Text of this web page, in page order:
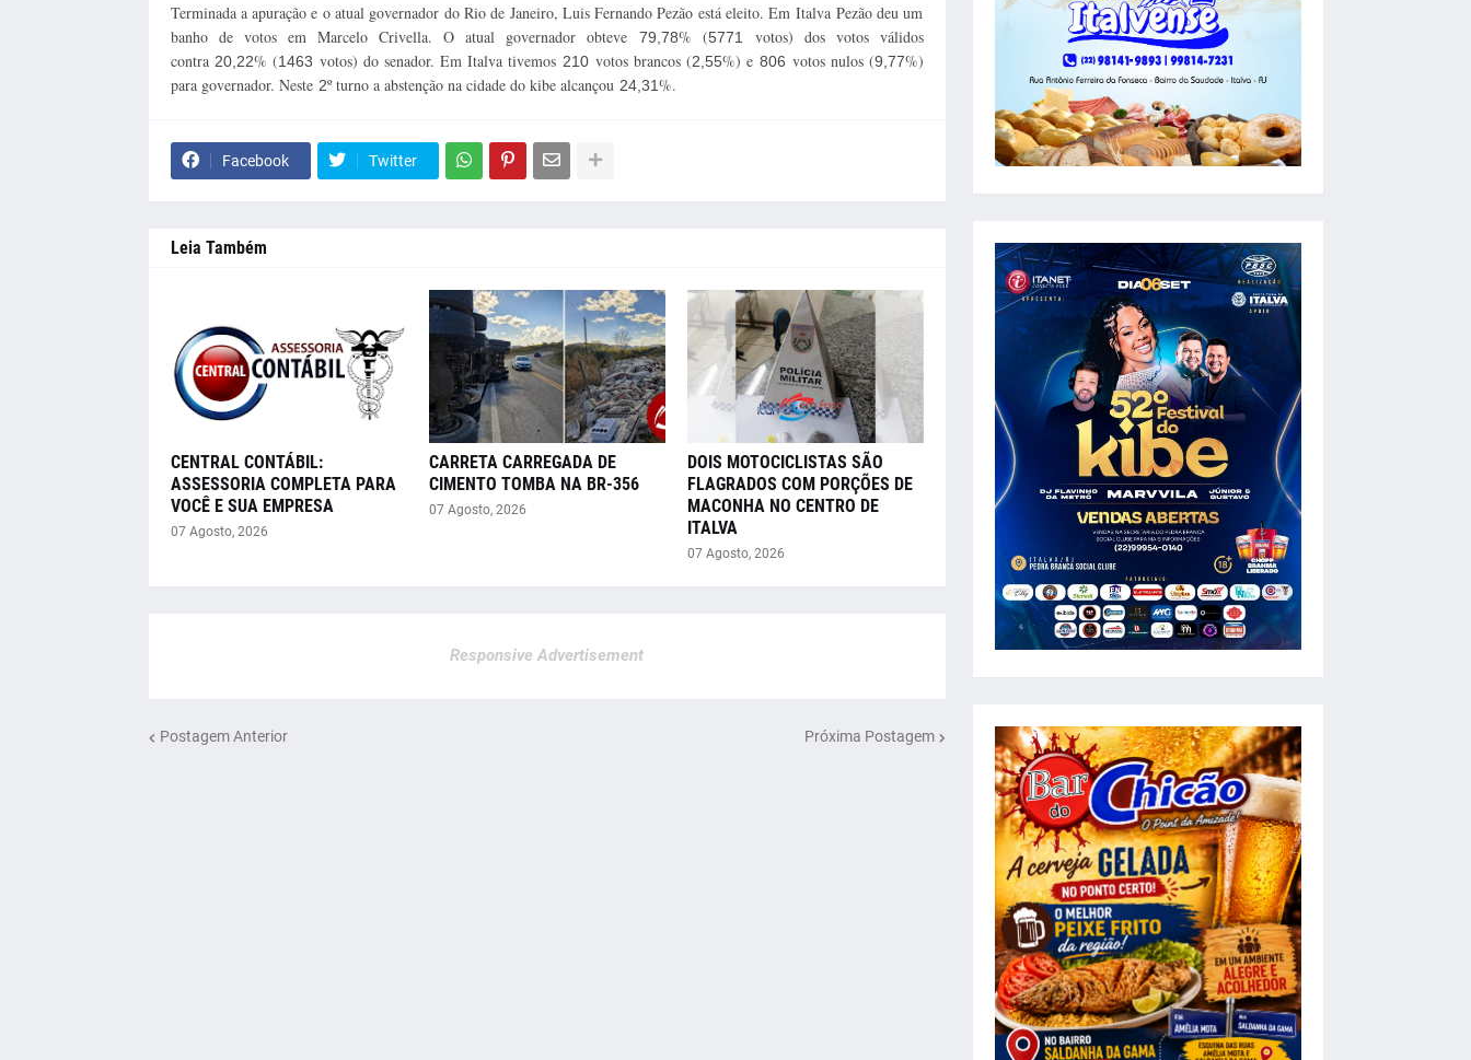
Terminada a apuração e o atual governador do Rio de Janeiro, Luis Fernando Pezão está eleito. Em Italva Pezão deu um
banho de votos em Marcelo Crivella. O atual governador obteve
79,78% (5771
votos) dos votos válidos
contra 20,22% (1463 votos) do senador. Em Italva tivemos 210 votos brancos (2,55%) e 806 votos nulos (9,77%)
para governador. Neste 2º turno a abstenção na cidade do kibe alcançou 24,31%.
Facebook Twitter
Leia Também
CENTRAL CONTÁBIL:
ASSESSORIA COMPLETA PARA
VOCÊ E SUA EMPRESA
07 Agosto, 2026
CARRETA CARREGADA DE
CIMENTO TOMBA NA BR-356
07 Agosto, 2026
DOIS MOTOCICLISTAS SÃO
FLAGRADOS COM PORÇÕES DE
MACONHA NO CENTRO DE
ITALVA
07 Agosto, 2026
Responsive Advertisement
Postagem Anterior Próxima Postagem